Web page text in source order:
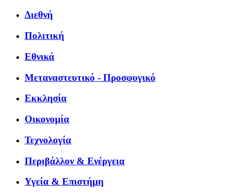
Διεθνή
Πολιτική
Εθνικά
Μεταναστευτικό - Προσφυγικό
Εκκλησία
Οικονομία
Τεχνολογία
Περιβάλλον & Ενέργεια
Υγεία & Επιστήμη